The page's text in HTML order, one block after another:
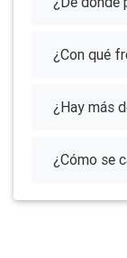
¿Con qué
¿Hay más
¿Cómo se